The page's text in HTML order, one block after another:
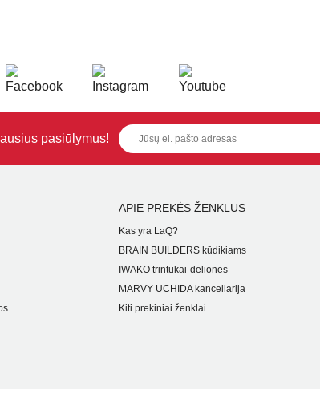
pasiūlymus!
APIE PREKĖS ŽENKLUS
Kas yra LaQ?
BRAIN BUILDERS kūdikiams
IWAKO trintukai-dėlionės
MARVY UCHIDA kanceliarija
Kiti prekiniai ženklai